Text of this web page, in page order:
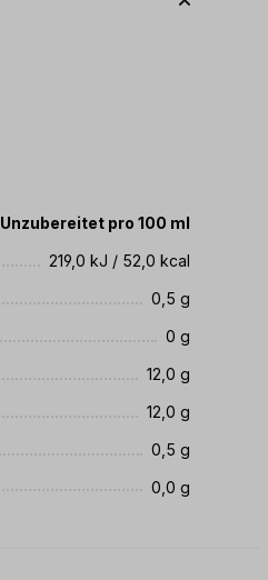
Unzubereitet pro 100 ml
219,0 kJ / 52,0 kcal
0,5 g
0 g
12,0 g
12,0 g
0,5 g
0,0 g